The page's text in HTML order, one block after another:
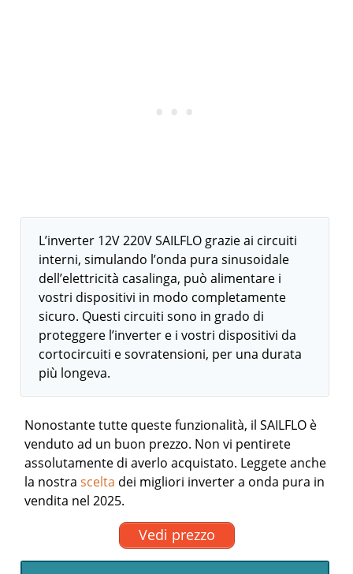
L’inverter 12V 220V SAILFLO grazie ai circuiti
interni, simulando l’onda pura sinusoidale
dell’elettricità casalinga, può alimentare i
vostri dispositivi in modo completamente
sicuro. Questi circuiti sono in grado di
proteggere l’inverter e i vostri dispositivi da
cortocircuiti e sovratensioni, per una durata
più longeva.
Nonostante tutte queste funzionalità, il SAILFLO è
venduto ad un buon prezzo. Non vi pentirete
assolutamente di averlo acquistato. Leggete anche
la nostrascelta dei migliori inverter a onda pura in
vendita nel 2025.
Vedi prezzo